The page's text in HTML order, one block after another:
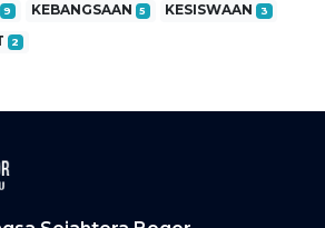
9 KEBANGSAAN 5 KESISWAAN 3
2